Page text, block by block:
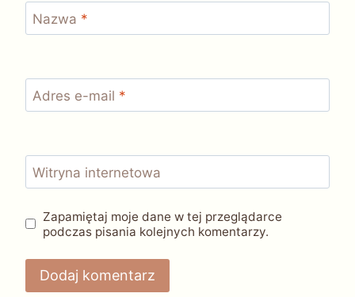
Nazwa *
Adres e-mail *
Witryna internetowa
Zapamiętaj moje dane w tej przeglądarce
podczas pisania kolejnych komentarzy.